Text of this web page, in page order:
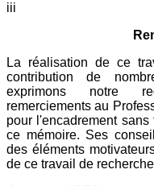
iii
La réalisation de ce
contribution de
exprimons notre
remerciements au
pour l'encadrement
ce mémoire. Ses
des éléments
de ce travail de recherche